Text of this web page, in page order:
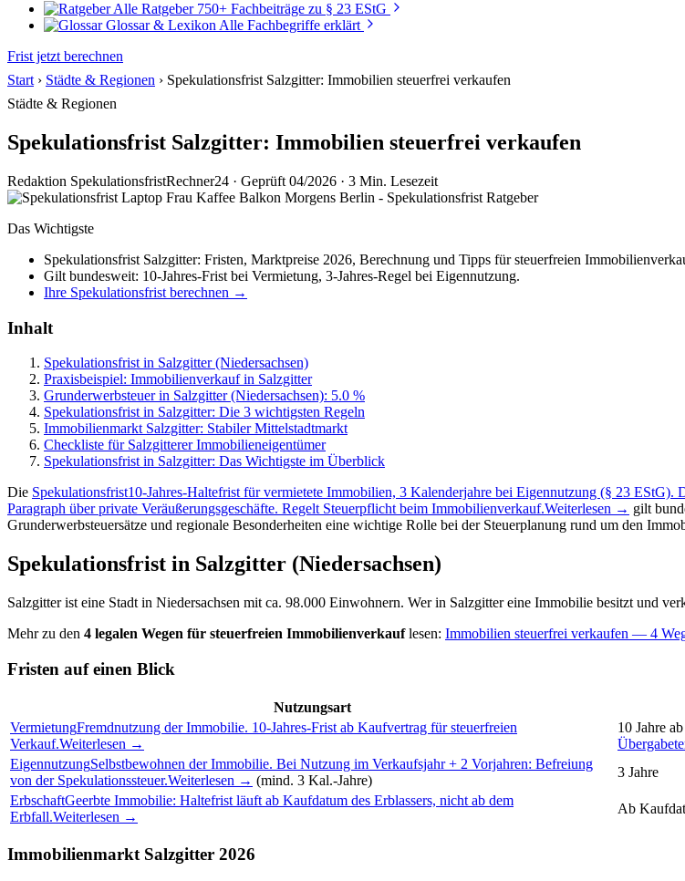
Alle Ratgeber 750+ Fachbeiträge zu § 23 EStG
Glossar & Lexikon Alle Fachbegriffe erklärt
Frist jetzt berechnen
Start › Städte & Regionen › Spekulationsfrist Salzgitter: Immobilien steuerfrei verkaufen
Städte & Regionen
Spekulationsfrist Salzgitter: Immobilien steuerfrei verkaufen
Redaktion SpekulationsfristRechner24 · Geprüft 04/2026 · 3 Min. Lesezeit
Das Wichtigste
Spekulationsfrist Salzgitter: Fristen, Marktpreise 2026, Berechnung und Tipps für steuerfreien
Gilt bundesweit: 10-Jahres-Frist bei Vermietung, 3-Jahres-Regel bei Eigennutzung.
Ihre Spekulationsfrist berechnen →
Inhalt
Spekulationsfrist in Salzgitter (Niedersachsen)
Praxisbeispiel: Immobilienverkauf in Salzgitter
Grunderwerbsteuer in Salzgitter (Niedersachsen): 5.0 %
Spekulationsfrist in Salzgitter: Die 3 wichtigsten Regeln
Immobilienmarkt Salzgitter: Stabiler Mittelstadtmarkt
Checkliste für Salzgitterer Immobilieneigentümer
Spekulationsfrist in Salzgitter: Das Wichtigste im Überblick
Die Spekulationsfrist10-Jahres-Haltefrist für vermietete Immobilien, 3 Kalenderjahre bei Eigennutzung (§ 23 EStG).
Paragraph über private Veräußerungsgeschäfte. Regelt Steuerpflicht beim Immobilienverkauf.Weiterlesen → gilt
Grunderwerbsteuersätze und regionale Besonderheiten eine wichtige Rolle bei der Steuerplanung rund um den
Spekulationsfrist in Salzgitter (Niedersachsen)
Salzgitter ist eine Stadt in Niedersachsen mit ca. 98.000 Einwohnern. Wer in Salzgitter eine Immobilie besitzt und
Mehr zu den 4 legalen Wegen für steuerfreien Immobilienverkauflesen: Immobilien steuerfrei verkaufen — 4
Fristen auf einen Blick
Nutzungsart
VermietungFremdnutzung der Immobilie. 10-Jahres-Frist ab Kaufvertrag für steuerfreien
Verkauf.Weiterlesen →
10 Jahre ab
EigennutzungSelbstbewohnen der Immobilie. Bei Nutzung im Verkaufsjahr + 2 Vorjahren: Befreiung
von der Spekulationssteuer.Weiterlesen → (mind. 3 Kal.-Jahre)
3 Jahre
ErbschaftGeerbte Immobilie: Haltefrist läuft ab Kaufdatum des Erblassers, nicht ab dem
Erbfall.Weiterlesen →
Ab
Immobilienmarkt Salzgitter 2026